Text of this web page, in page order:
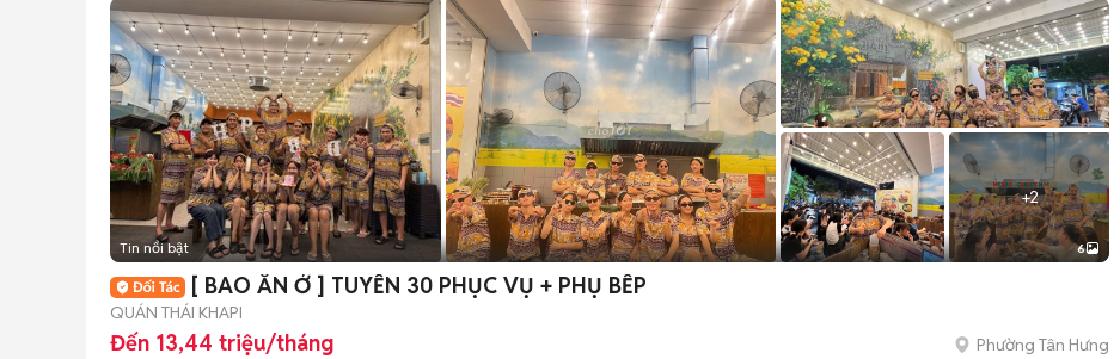
+2
Tin nổi bật 6
[ BAO ĂN Ở ] TUYỂN 30 PHỤC VỤ + PHỤ BẾP
QUÁN THÁI KHAPI
Đến 13,44 triệu/tháng Phường Tân Hưng